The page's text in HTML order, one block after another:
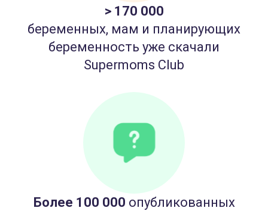
> 170 000
беременных, мам и планирующих
беременность уже скачали
Supermoms Club
Более 100 000 опубликованных